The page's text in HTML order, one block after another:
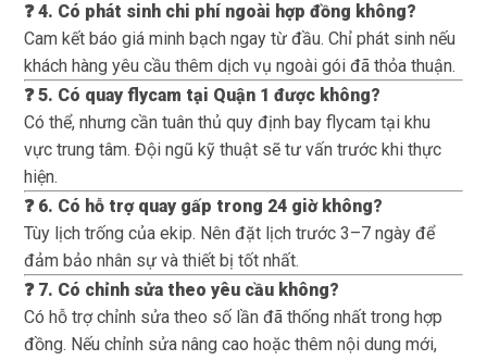
❓ 4. Có phát sinh chi phí ngoài hợp đồng không?
Cam kết báo giá minh bạch ngay từ đầu. Chỉ phát sinh nếu
khách hàng yêu cầu thêm dịch vụ ngoài gói đã thỏa thuận.
❓ 5. Có quay flycam tại Quận 1 được không?
Có thể, nhưng cần tuân thủ quy định bay flycam tại khu
vực trung tâm. Đội ngũ kỹ thuật sẽ tư vấn trước khi thực
hiện.
❓ 6. Có hỗ trợ quay gấp trong 24 giờ không?
Tùy lịch trống của ekip. Nên đặt lịch trước 3–7 ngày để
đảm bảo nhân sự và thiết bị tốt nhất.
❓ 7. Có chỉnh sửa theo yêu cầu không?
Có hỗ trợ chỉnh sửa theo số lần đã thống nhất trong hợp
đồng. Nếu chỉnh sửa nâng cao hoặc thêm nội dung mới,